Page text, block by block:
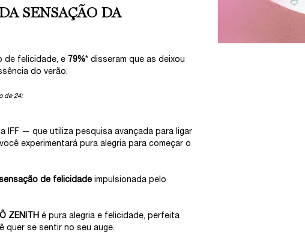
SENSAÇÃO DA
de felicidade, e 79%* disseram que as deixou
do verão.
de 24:
IFF — que utiliza pesquisa avançada para ligar
experimentará pura alegria para começar o
de felicidadeimpulsionada pelo
ZENITH é pura alegria e felicidade, perfeita
quer se sentir no seu auge.